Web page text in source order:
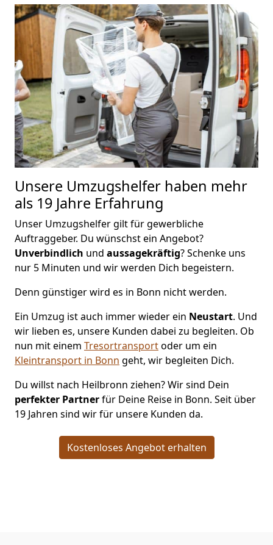
Unsere Umzugshelfer haben mehr
als 19 Jahre Erfahrung
Unser Umzugshelfer gilt für gewerbliche
Auftraggeber. Du wünschst ein Angebot?
Unverbindlich und aussagekräftig? Schenke uns
nur 5 Minuten und wir werden Dich begeistern.
Denn günstiger wird es in Bonn nicht werden.
Ein Umzug ist auch immer wieder ein Neustart. Und
wir lieben es, unsere Kunden dabei zu begleiten. Ob
nun mit einem Tresortransportoder um ein
Kleintransport in Bonn geht, wir begleiten Dich.
Du willst nach Heilbronn ziehen? Wir sind Dein
perfekter Partnerfür Deine Reise in Bonn. Seit über
19 Jahren sind wir für unsere Kunden da.
Kostenloses Angebot erhalten